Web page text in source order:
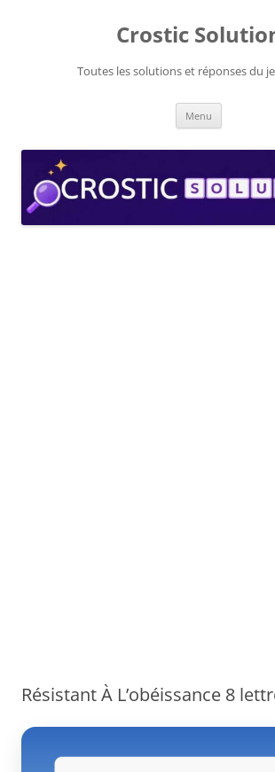
Crostic
Toutes les solutions et réponses du
Menu
Résistant À L’obéissance 8